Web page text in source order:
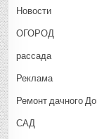
Новости
ОГОРОД
рассада
Реклама
Ремонт дачного
САД